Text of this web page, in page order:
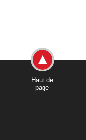
Haut de
page